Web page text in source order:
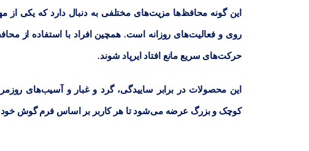
این گونه محافظ‌ها مزیت‌های مختلفی به دنبال دارد که یکی از
روی و فعالیت‌های روزانه است. همچین افراد با استفاده از
حرکت‌های سریع مانع افتاد ایرپاد شوند.
این محصولات در برابر ساییدگی، گرد و غبار و آسیب‌های
کوچک و بزرگ عرضه می‌شود تا هر کاربر بر اساس فرم گوش خود